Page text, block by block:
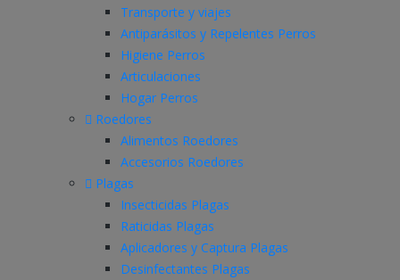
Transporte y viajes
Antiparásitos y Repelentes Perros
Higiene Perros
Articulaciones
Hogar Perros
Roedores
Alimentos Roedores
Accesorios Roedores
Plagas
Insecticidas Plagas
Raticidas Plagas
Aplicadores y Captura Plagas
Desinfectantes Plagas